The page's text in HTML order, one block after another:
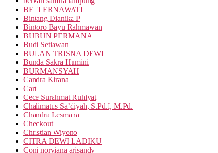
BETI ERNAWATI
Bintang Dianika P
Bintoro Bayu Rahmawan
BUBUN PERMANA
Budi Setiawan
BULAN TRISNA DEWI
Bunda Sakra Humini
BURMANSYAH
Candra Kirana
Cart
Cece Surahmat Ruhiyat
Chalimatus Sa’diyah, S.Pd.I, M.Pd.
Chandra Lesmana
Checkout
Christian Wiyono
CITRA DEWI LADIKU
Coni norviana arisandy